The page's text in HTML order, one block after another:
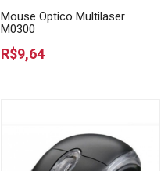
Mouse Optico Multilaser
M0300
R$9,64